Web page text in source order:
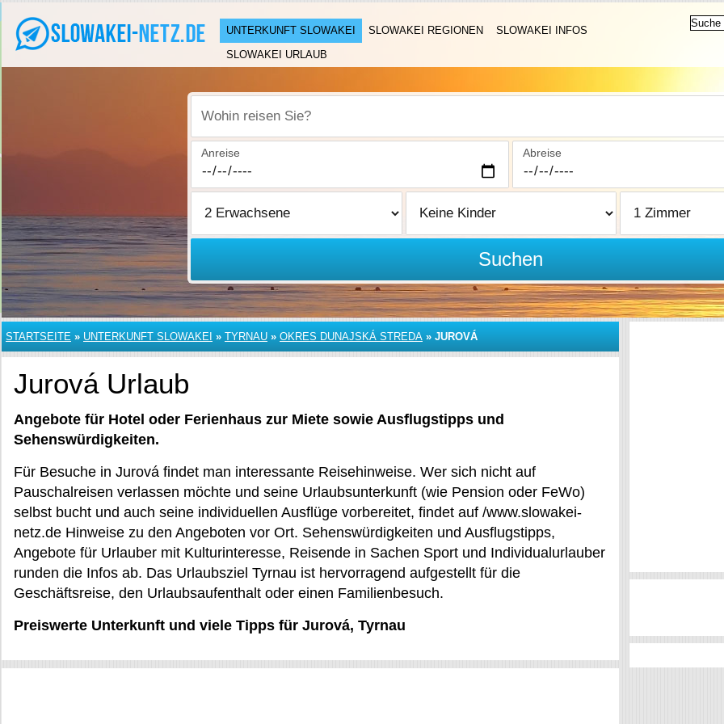
UNTERKUNFT SLOWAKEI SLOWAKEI REGIONEN
SLOWAKEI INFOS
SLOWAKEI URLAUB
Wohin reisen Sie?
Anreise Abreise
Suchen
STARTSEITE » UNTERKUNFT SLOWAKEI » TYRNAU » OKRES DUNAJSKÁ STREDA » JUROVÁ
Jurová Urlaub
Angebote für Hotel oder Ferienhaus zur Miete sowie Ausflugstipps und
Sehenswürdigkeiten.
Für Besuche in Jurová findet man interessante Reisehinweise. Wer sich nicht auf
Pauschalreisen verlassen möchte und seine Urlaubsunterkunft (wie Pension oder FeWo)
selbst bucht und auch seine individuellen Ausflüge vorbereitet, findet auf /www.slowakei-
netz.de Hinweise zu den Angeboten vor Ort. Sehenswürdigkeiten und Ausflugstipps,
Angebote für Urlauber mit Kulturinteresse, Reisende in Sachen Sport und Individualurlauber
runden die Infos ab. Das Urlaubsziel Tyrnau ist hervorragend aufgestellt für die
Geschäftsreise, den Urlaubsaufenthalt oder einen Familienbesuch.
Preiswerte Unterkunft und viele Tipps für Jurová, Tyrnau